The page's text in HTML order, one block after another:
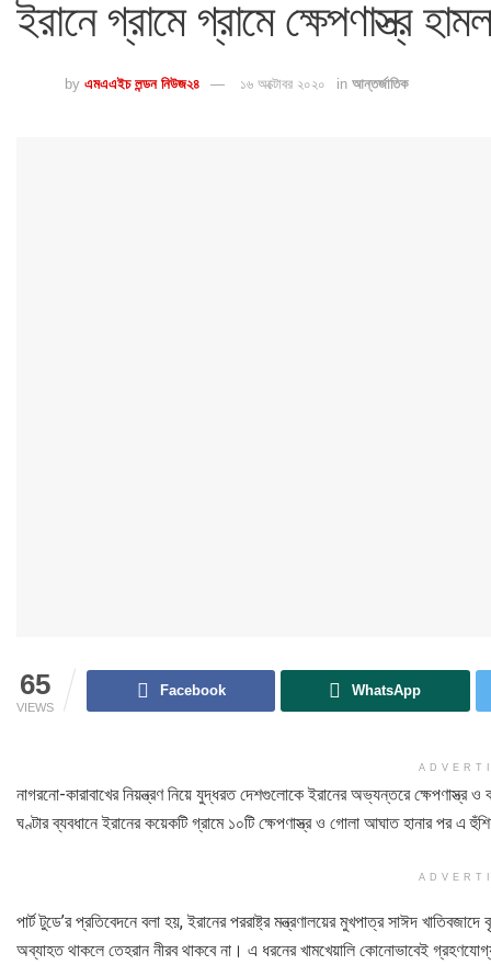
ইরানে গ্রামে গ্রামে ক্ষেপণাস্ত্র
by এমএএইচ লন্ডন নিউজ২৪ ১৬ অক্টোবর ২০২০ in আন্তর্জাতিক
65
VIEWS
Facebook WhatsApp
নাগরনো-কারাবাখের নিয়ন্ত্রণ নিয়ে যুদ্ধরত দেশগুলোকে ইরানের অভ্যন্তরে ক্ষেপণাস্ত্র
ঘণ্টার ব্যবধানে ইরানের কয়েকটি গ্রামে ১০টি ক্ষেপণাস্ত্র ও গোলা আঘাত হানার পর এ
পার্ট টুডে’র প্রতিবেদনে বলা হয়, ইরানের পররাষ্ট্র মন্ত্রণালয়ের মুখপাত্র সাঈদ
অব্যাহত থাকলে তেহরান নীরব থাকবে না। এ ধরনের খামখেয়ালি কোনোভাবেই